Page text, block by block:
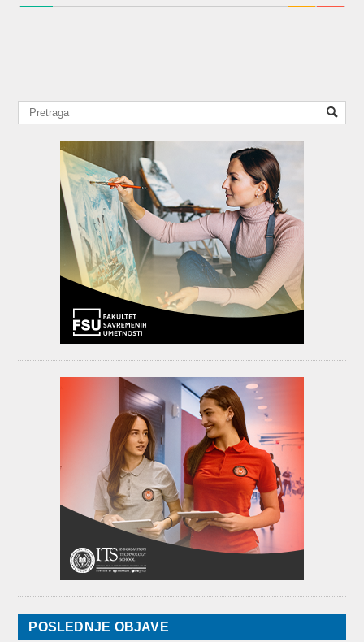
POSLEDNJE OBJAVE